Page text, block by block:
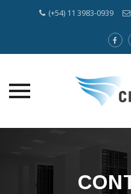
(+54) 11 3983-0939